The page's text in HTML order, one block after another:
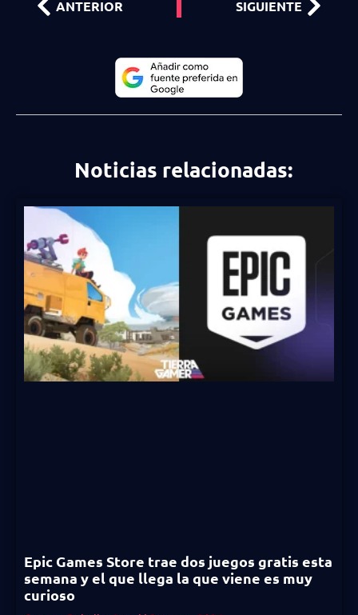
ANTERIOR SIGUIENTE
Noticias relacionadas:
Epic Games Store trae dos juegos gratis esta
semana y el que llega la que viene es muy
curioso